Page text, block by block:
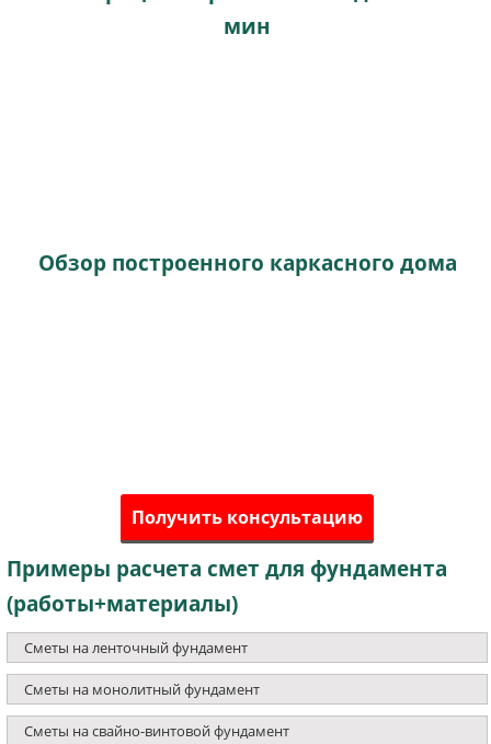
мин
Обзор построенного каркасного дома
Получить консультацию
Примеры расчета смет для фундамента
(работы+материалы)
Сметы на ленточный фундамент
Сметы на монолитный фундамент
Сметы на свайно-винтовой фундамент